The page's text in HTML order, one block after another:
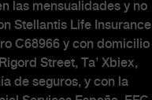
las mensualidades y no
Stellantis Life Insurance
C68966 y con domicilio
Street, Ta’ Xbiex,
de seguros, y con la